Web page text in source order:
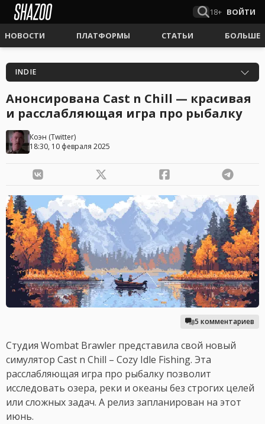
18+ ВОЙТИ
НОВОСТИ ПЛАТФОРМЫ СТАТЬИ БОЛЬШЕ
INDIE
Анонсирована Cast n Chill — красивая
и расслабляющая игра про рыбалку
Коэн (Twitter)
18:30, 10 февраля 2025
5 комментариев
Студия Wombat Brawler представила свой новый
симулятор Cast n Chill – Cozy Idle Fishing. Эта
расслабляющая игра про рыбалку позволит
исследовать озера, реки и океаны без строгих целей
или сложных задач. А релиз запланирован на этот
июнь.